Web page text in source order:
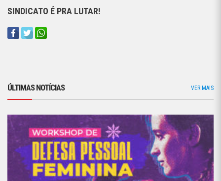
SINDICATO É PRA LUTAR!
ÚLTIMAS NOTÍCIAS VER MAIS